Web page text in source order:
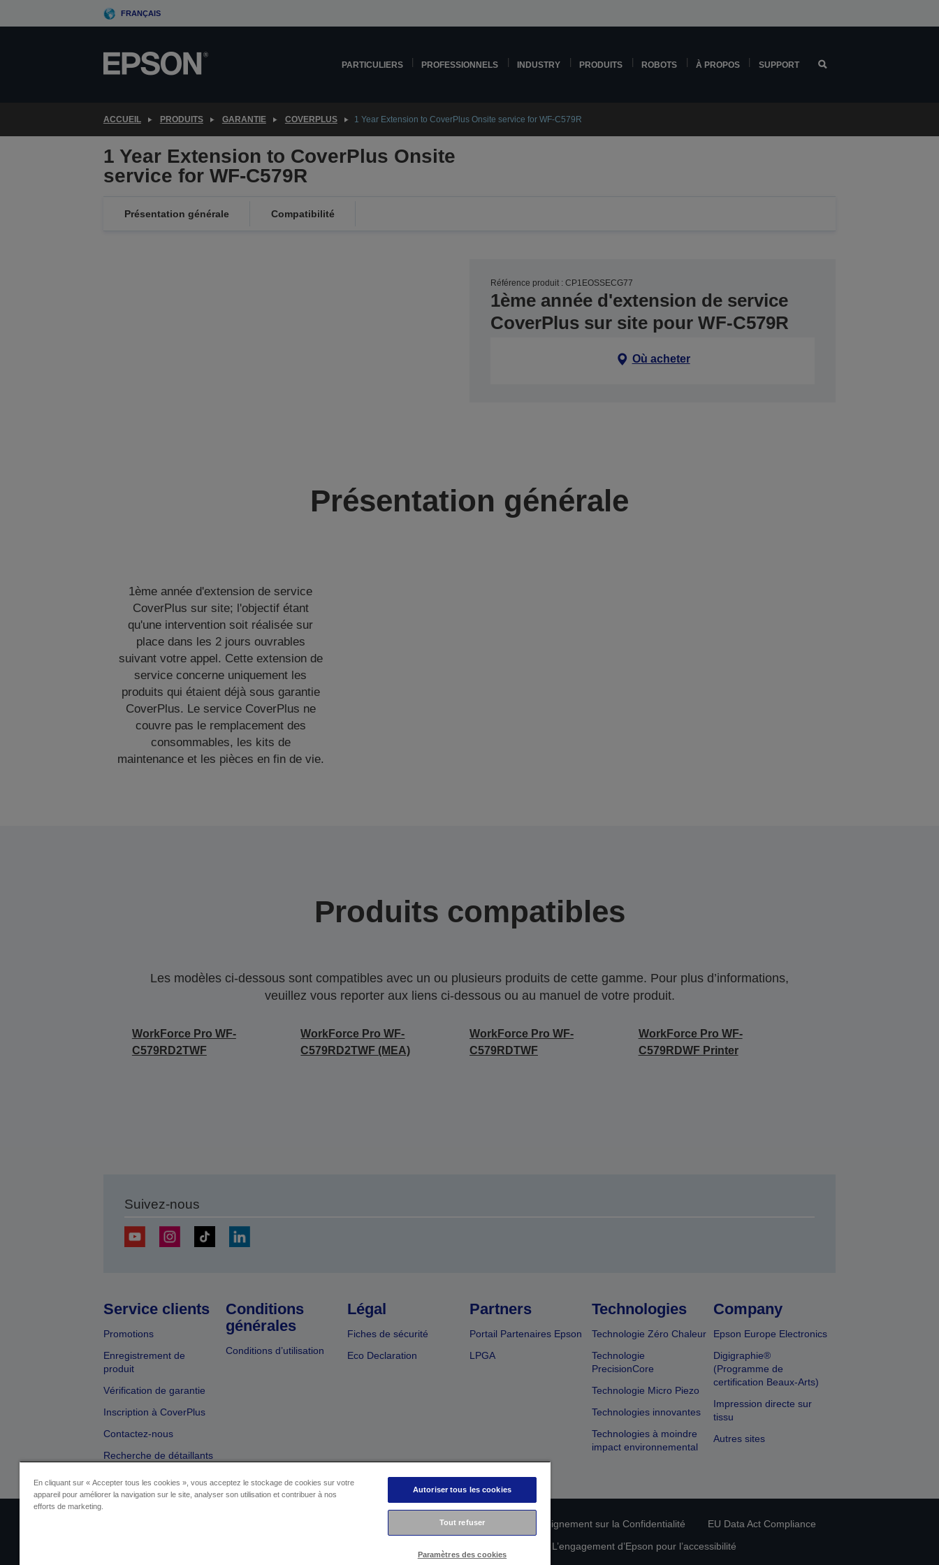
to
FRANÇAIS
PARTICULIERS PROFESSIONNELS INDUSTRY PRODUITS ROBOTS À PROPOS SUPPORT
ACCUEIL PRODUITS GARANTIE COVERPLUS 1 Year Extension to CoverPlus Onsite service for WF-C579R
1 Year Extension to CoverPlus Onsite
service for WF-C579R
Présentation générale Compatibilité
Référence produit : CP1EOSSECG77
1ème année d'extension de service
CoverPlus sur site pour WF-C579R
Où acheter
Présentation générale
1ème année d'extension de service
CoverPlus sur site; l'objectif étant
qu'une intervention soit réalisée sur
place dans les 2 jours ouvrables
suivant votre appel. Cette extension de
service concerne uniquement les
produits qui étaient déjà sous garantie
CoverPlus. Le service CoverPlus ne
couvre pas le remplacement des
consommables, les kits de
maintenance et les pièces en fin de vie.
Produits compatibles
Les modèles ci-dessous sont compatibles avec un ou plusieurs produits de cette gamme. Pour plus d’informations,
veuillez vous reporter aux liens ci-dessous ou au manuel de votre produit.
WorkForce Pro WF-
C579RD2TWF
WorkForce Pro WF-
C579RD2TWF (MEA)
WorkForce Pro WF-
C579RDTWF
WorkForce Pro WF-
C579RDWF Printer
Suivez-nous
Service clients
Promotions
Enregistrement de
produit
Vérification de garantie
Inscription à CoverPlus
Contactez-nous
Recherche de détaillants
Conditions
générales
Conditions d’utilisation
Légal
Fiches de sécurité
Eco Declaration
Partners
Portail Partenaires Epson
LPGA
Technologies
Technologie Zéro Chaleur
Technologie
PrecisionCore
Technologie Micro Piezo
Technologies innovantes
Technologies à moindre
impact environnemental
Company
Epson Europe Electronics
Digigraphie®
(Programme de
certification Beaux-Arts)
Impression directe sur
tissu
Autres sites
Déclaration de Renseignement sur la Confidentialité
EU Data Act Compliance
L’engagement d’Epson pour l’accessibilité
En cliquant sur « Accepter tous les cookies », vous acceptez le stockage de cookies sur votre
appareil pour améliorer la navigation sur le site, analyser son utilisation et contribuer à nos
efforts de marketing.
Autoriser tous les cookies
Tout refuser
Paramètres des cookies